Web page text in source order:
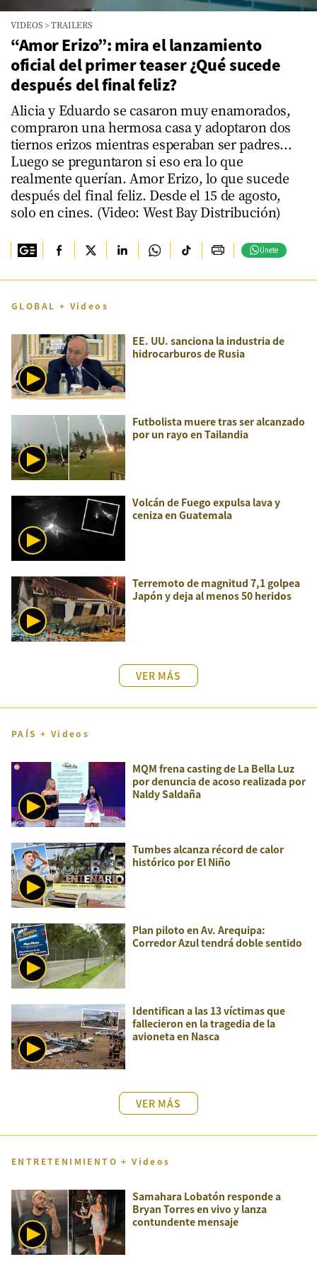
seconds
seconds
VIDEOS >TRAILERS
“Amor Erizo”: mira el lanzamiento
oficial del primer teaser ¿Qué sucede
después del final feliz?
Alicia y Eduardo se casaron muy enamorados,
compraron una hermosa casa y adoptaron dos
tiernos erizos mientras esperaban ser padres…
Luego se preguntaron si eso era lo que
realmente querían. Amor Erizo, lo que sucede
después del final feliz. Desde el 15 de agosto,
solo en cines. (Video: West Bay Distribución)
Únete
GLOBAL + Videos
EE. UU. sanciona la industria de
hidrocarburos de Rusia
Futbolista muere tras ser alcanzado
por un rayo en Tailandia
Volcán de Fuego expulsa lava y
ceniza en Guatemala
Terremoto de magnitud 7,1 golpea
Japón y deja al menos 50 heridos
VER MÁS
PAÍS + Videos
MQM frena casting de La Bella Luz
por denuncia de acoso realizada por
Naldy Saldaña
Tumbes alcanza récord de calor
histórico por El Niño
Plan piloto en Av. Arequipa:
Corredor Azul tendrá doble sentido
Identifican a las 13 víctimas que
fallecieron en la tragedia de la
avioneta en Nasca
VER MÁS
ENTRETENIMIENTO + Videos
Samahara Lobatón responde a
Bryan Torres en vivo y lanza
contundente mensaje